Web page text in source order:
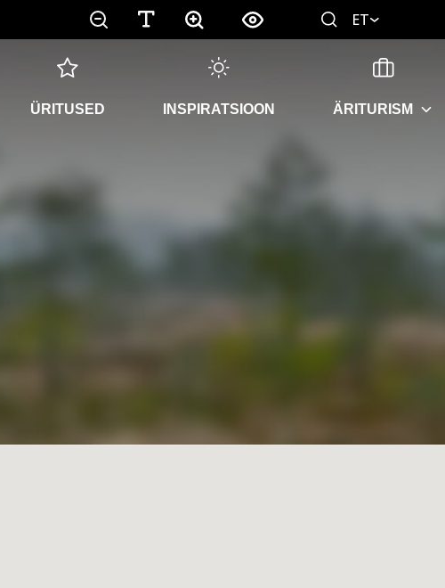
ET
ÜRITUSED INSPIRATSIOON ÄRITURISM